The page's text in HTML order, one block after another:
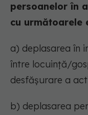
persoanelor în
cu următoarele
a) deplasarea în
între locuință/
desfășurare a
b) deplasarea